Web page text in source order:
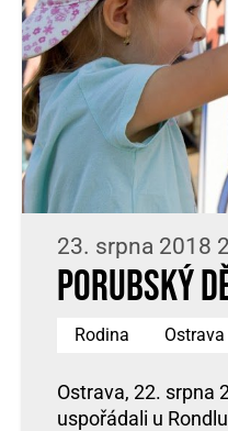
23. srpna 2018
Porubský
Rodina
Ostrava, 22. srpna
uspořádali u